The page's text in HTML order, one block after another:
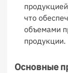
что
объемами
продукции.
Основные